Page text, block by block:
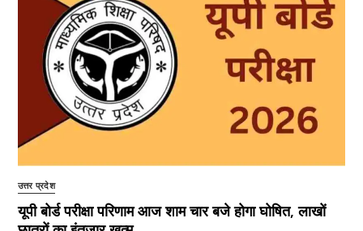
उत्तर प्रदेश
यूपी बोर्ड परीक्षा परिणाम आज शाम चार बजे होगा घोषित, लाखों